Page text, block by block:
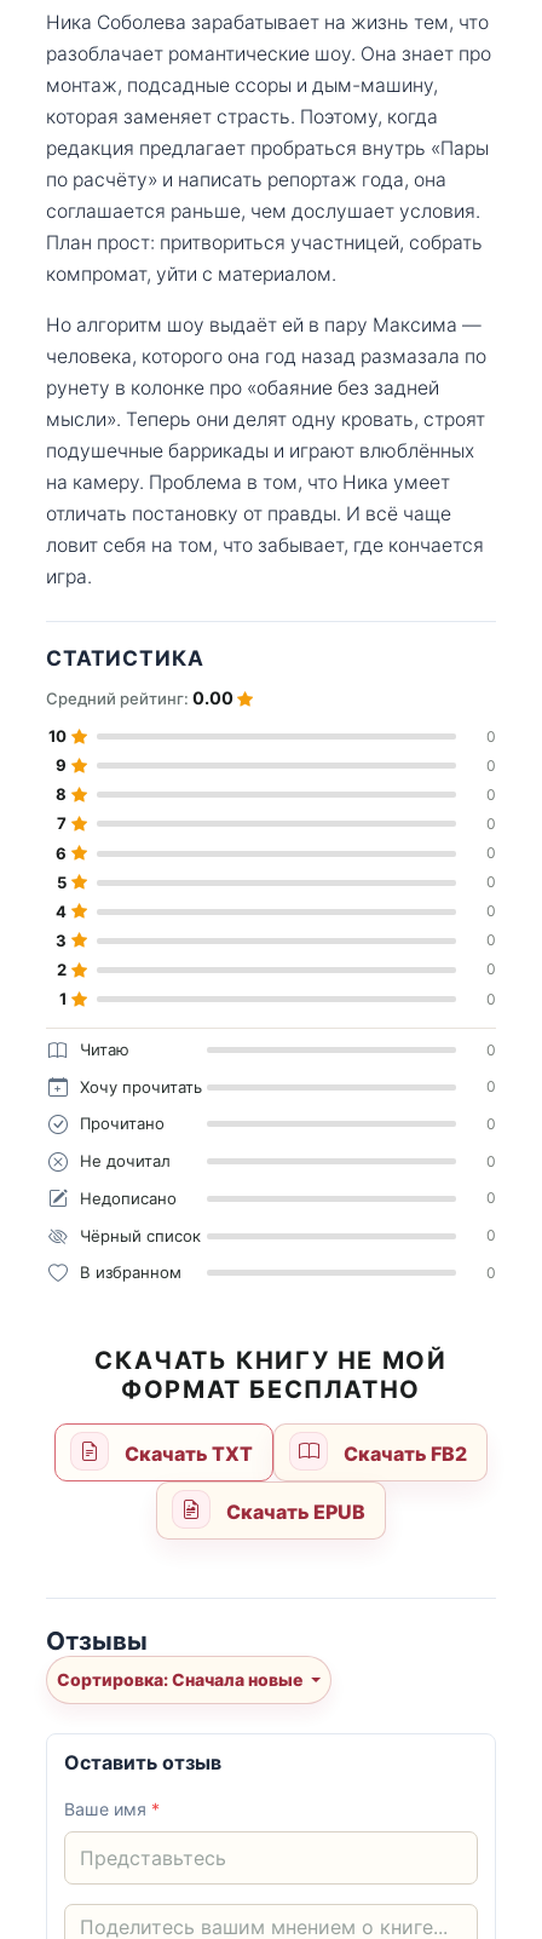
Ника Соболева зарабатывает на жизнь тем, что
разоблачает романтические шоу. Она знает про
монтаж, подсадные ссоры и дым-машину,
которая заменяет страсть. Поэтому, когда
редакция предлагает пробраться внутрь «Пары
по расчёту» и написать репортаж года, она
соглашается раньше, чем дослушает условия.
План прост: притвориться участницей, собрать
компромат, уйти с материалом.
Но алгоритм шоу выдаёт ей в пару Максима —
человека, которого она год назад размазала по
рунету в колонке про «обаяние без задней
мысли». Теперь они делят одну кровать, строят
подушечные баррикады и играют влюблённых
на камеру. Проблема в том, что Ника умеет
отличать постановку от правды. И всё чаще
ловит себя на том, что забывает, где кончается
игра.
СТАТИСТИКА
Средний рейтинг: 0.00
10 0
9 0
8 0
7 0
6 0
5 0
4 0
3 0
2 0
1 0
Читаю 0
Хочу прочитать 0
Прочитано 0
Не дочитал 0
Недописано 0
Чёрный список 0
В избранном 0
СКАЧАТЬ КНИГУ НЕ МОЙ
ФОРМАТ БЕСПЛАТНО
Скачать TXT Скачать FB2
Скачать EPUB
Отзывы
Сортировка: Сначала новые
Оставить отзыв
Ваше имя *